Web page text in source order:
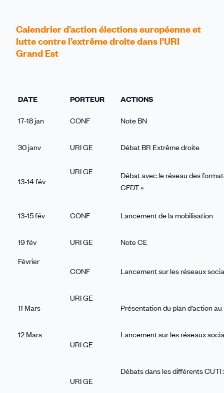
Calendrier d’action élections européenne et
lutte contre l’extrême droite dans l'URI
Grand Est
DATE PORTEUR ACTIONS
17-18 jan CONF Note BN
30 janv URI GE Débat BR Extrême droite
13-14 fév
URI GE
Débat avec le réseau des
CFDT »
13-15 fév CONF Lancement de la mobilisation
19 fév URI GE
Note CE
Février
CONF
Lancement sur les réseaux
11 Mars
URI GE
Présentation du plan d’action au
12 Mars
URI GE
Lancement sur les réseaux
URI GE
Débats dans les différents